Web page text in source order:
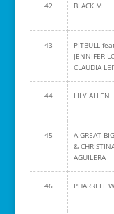
42 BLACK M
43
PITBULL
JENNIFER
CLAUDIA
44 LILY ALLEN
45
A GREAT
&
AGUILERA
46 PHARRELL